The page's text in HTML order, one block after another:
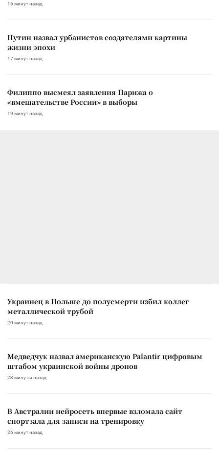
16 минут назад
Путин назвал урбанистов создателями картины
жизни эпохи
17 минут назад
Филиппо высмеял заявления Парижа о
«вмешательстве России» в выборы
19 минут назад
Украинец в Польше до полусмерти избил коллег
металлической трубой
20 минут назад
Медведчук назвал американскую Palantir цифровым
штабом украинской войны дронов
23 минуты назад
В Австралии нейросеть впервые взломала сайт
спортзала для записи на тренировку
26 минут назад